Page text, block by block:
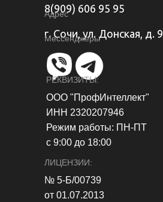
8(909) 606 95 95
Адрес
г. Сочи, ул. Донская, д. 9
Мессенджеры
№ 5-Б/00739
от 01.07.2013
ЛИЦЕНЗИИ:
ООО "ПрофИнтеллект"
ИНН 2320207946
Режим работы: ПН-ПТ
с 9:00 до 18:00
РЕКВИЗИТЫ: